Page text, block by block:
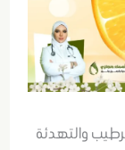
والتهدئة